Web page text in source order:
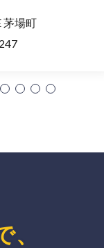
茅場町